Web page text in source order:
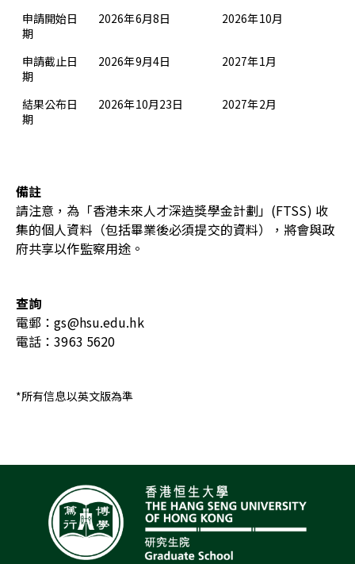
申請開始日
期
2026年6月8日 2026年10月
申請截止日
期
2026年9月4日 2027年1月
結果公布日
期
2026年10月23日 2027年2月
備註
請注意，為「香港未來人才深造獎學金計劃」 (FTSS) 收
集的個人資料（包括畢業後必須提交的資料），將會與政
府共享以作監察用途。
查詢
電郵：gs@hsu.edu.hk
電話：3963 5620
*所有信息以英文版為準